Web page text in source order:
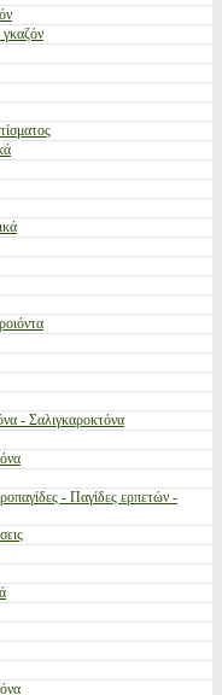
- Σαλιγκαροκτόνα
- Παγίδες ερπετών -